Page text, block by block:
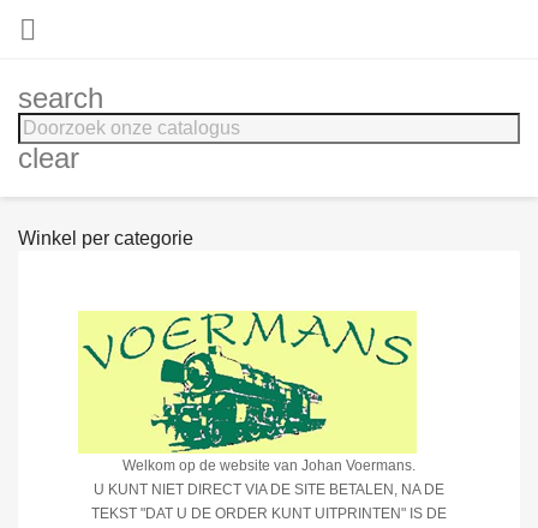

search
clear
Winkel per categorie
Welkom op de website van Johan Voermans.
U KUNT NIET DIRECT VIA DE SITE BETALEN, NA DE
TEKST "DAT U DE ORDER KUNT UITPRINTEN" IS DE